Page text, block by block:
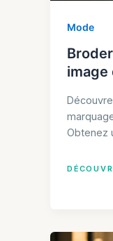
Mode
image
Obtenez